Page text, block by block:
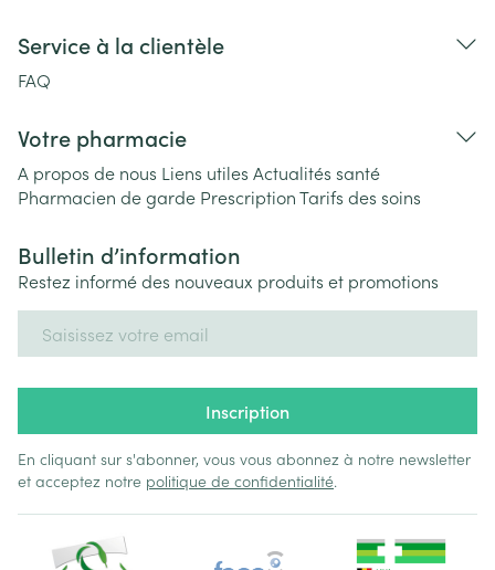
Service à la clientèle
FAQ
Votre pharmacie
A propos de nous Liens utiles Actualités santé
Pharmacien de garde PrescriptionTarifs des soins
Bulletin d’information
Restez informé des nouveaux produits et promotions
Inscription
En cliquant sur s'abonner, vous vous abonnez à notre newsletter
et acceptez notre politique de confidentialité.